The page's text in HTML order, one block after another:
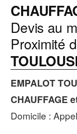
Devis au
Proximité
EMPALOT
CHAUFFAGE
Domicile :